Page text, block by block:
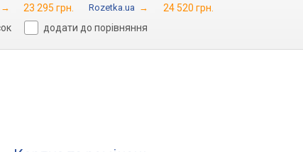
→ 23 295 грн. Rozetka.ua →
24 520 грн.
додати до порівняння